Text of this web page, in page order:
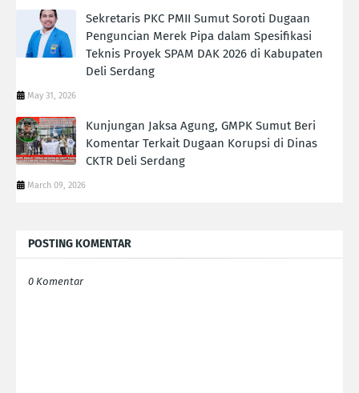
Sekretaris PKC PMII Sumut Soroti Dugaan
Penguncian Merek Pipa dalam Spesifikasi
Teknis Proyek SPAM DAK 2026 di Kabupaten
Deli Serdang
May 31, 2026
Kunjungan Jaksa Agung, GMPK Sumut Beri
Komentar Terkait Dugaan Korupsi di Dinas
CKTR Deli Serdang
March 09, 2026
POSTING KOMENTAR
0 Komentar